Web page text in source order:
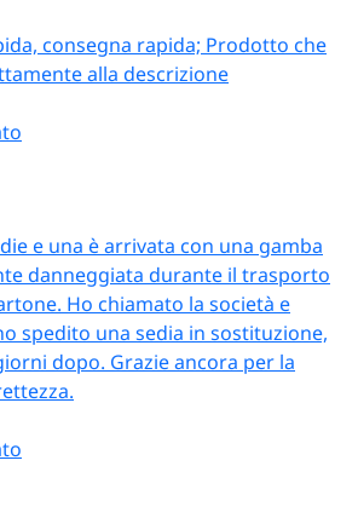
consegna rapida; Prodotto che
alla descrizione
e una è arrivata con una gamba
danneggiata durante il trasporto
Ho chiamato la società e
spedito una sedia in sostituzione,
dopo. Grazie ancora per la